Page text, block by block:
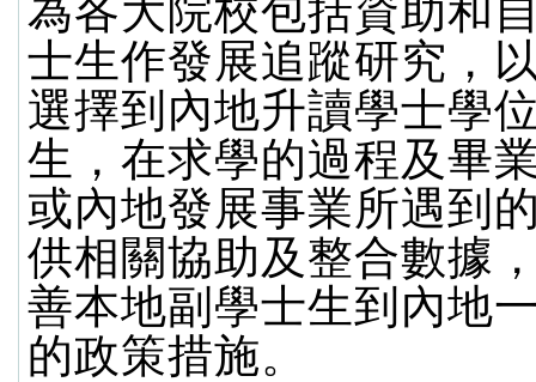
為各大院校包括資助和
士生作發展追蹤研究，
選擇到內地升讀學士學
生，在求學的過程及畢
或內地發展事業所遇到
供相關協助及整合數據
善本地副學士生到內地
的政策措施。